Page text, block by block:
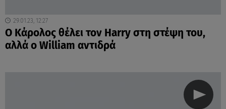
29.01.23, 12:27
Ο Κάρολος θέλει τον Harry στη στέψη του,
αλλά ο William αντιδρά